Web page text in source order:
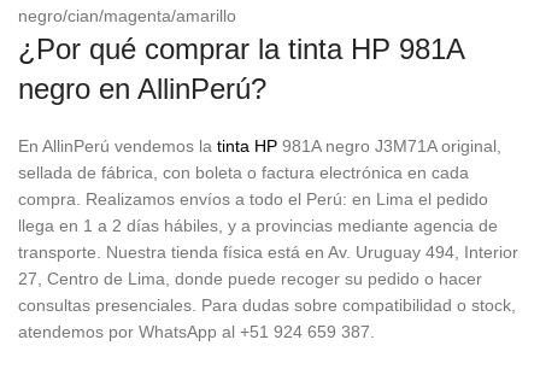
negro/cian/magenta/amarillo
¿Por qué comprar la tinta HP 981A
negro en AllinPerú?
En AllinPerú vendemos la tinta HP 981A negro J3M71A original,
sellada de fábrica, con boleta o factura electrónica en cada
compra. Realizamos envíos a todo el Perú: en Lima el pedido
llega en 1 a 2 días hábiles, y a provincias mediante agencia de
transporte. Nuestra tienda física está en Av. Uruguay 494, Interior
27, Centro de Lima, donde puede recoger su pedido o hacer
consultas presenciales. Para dudas sobre compatibilidad o stock,
atendemos por WhatsApp al +51 924 659 387.